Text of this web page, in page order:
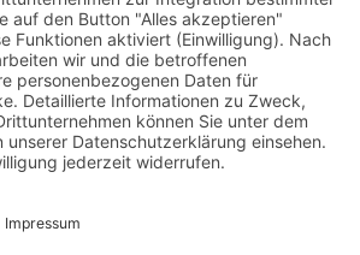
baalsdorfergespraeche
baalsdorfergespraeche2025
Veranstaltungen